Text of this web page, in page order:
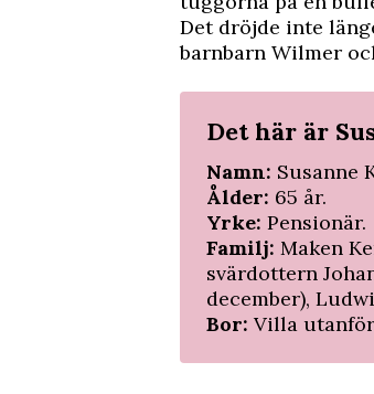
Det dröjde inte
barnbarn Wilmer
Det här är
Namn: Susanne
Ålder: 65 år.
Yrke: Pensionär.
Familj: Maken
svärdottern
december),
Bor: Villa